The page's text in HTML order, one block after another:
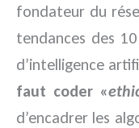
fondateur du
tendances des
d’intelligence
faut coder «
d’encadrer les